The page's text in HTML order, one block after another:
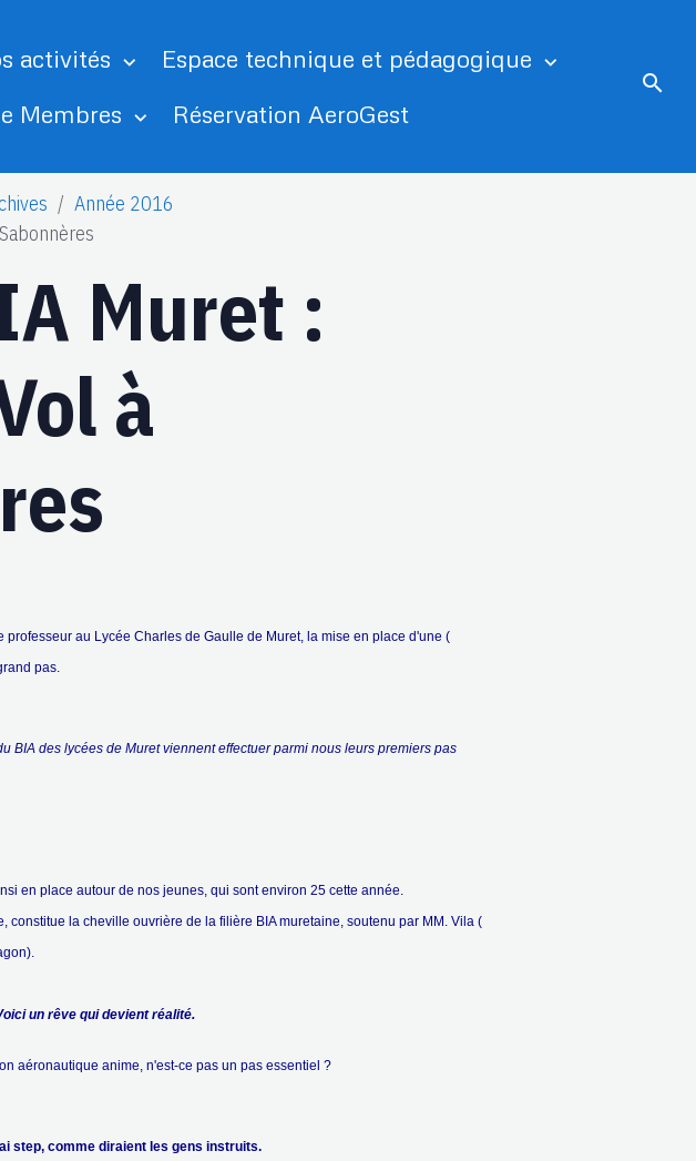
activités
Espace technique et pédagogique
Membres Réservation AeroGest
Année 2016
Muret :
à
au Lycée Charles de Gaulle de Muret, la mise en place d'une (
pas.
BIA des lycées de Muret viennent effectuer parmi nous leurs premiers pas
en place autour de nos jeunes, qui sont environ 25 cette année.
constitue la cheville ouvrière de la filière BIA muretaine, soutenu par MM. Vila (
réalité.
aéronautique anime, n'est-ce pas un pas essentiel ?
les gens instruits.